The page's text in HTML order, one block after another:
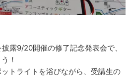
露9/20開催の修了記念発表会で、
！
トライトを浴びながら、受講生の